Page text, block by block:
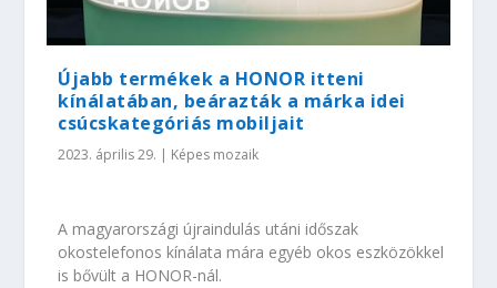
Újabb termékek a HONOR itteni
kínálatában, beárazták a márka idei
csúcskategóriás mobiljait
2023. április 29. | Képes mozaik
A magyarországi újraindulás utáni időszak
okostelefonos kínálata mára egyéb okos eszközökkel
is bővült a HONOR-nál.